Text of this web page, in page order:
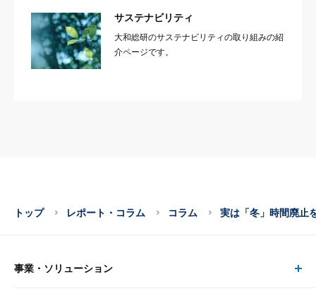
サステナビリティ
大和総研のサステナビリティの取り組みの紹
介ページです。
トップ レポート・コラム コラム 実は「冬」時間廃止
事業・ソリューション